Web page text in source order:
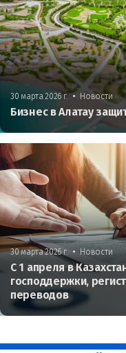
30 марта 2026 г. • Новости
Бизнес в Алатау
30 марта 2026 г. • Новости
С 1 апреля в
господдержки,
переводов